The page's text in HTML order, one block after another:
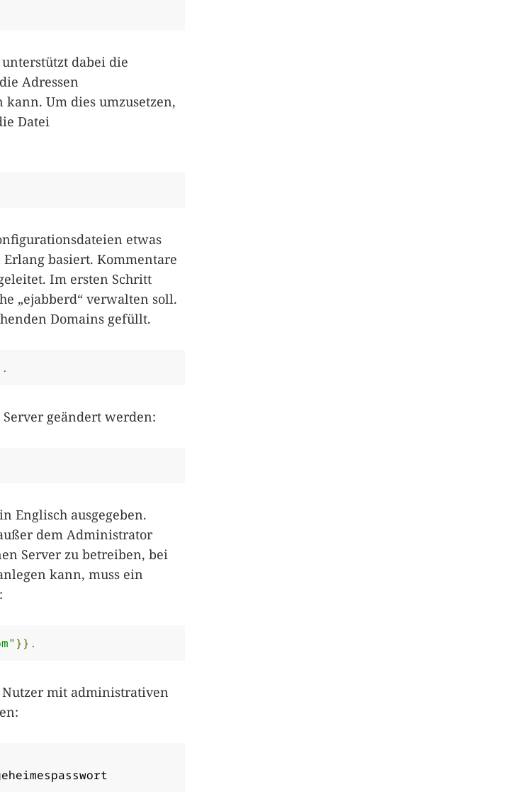
dabei die
Adressen
Um dies umzusetzen,
Datei
etwas
basiert. Kommentare
Im ersten Schritt
„ejabberd“ verwalten soll.
Domains gefüllt.
geändert werden:
Englisch ausgegeben.
dem Administrator
Server zu betreiben, bei
kann, muss ein
}}.
Nutzer mit administrativen